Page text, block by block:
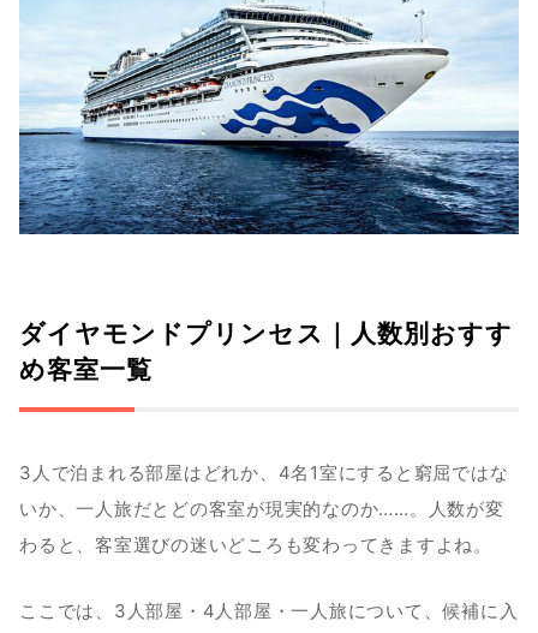
ダイヤモンドプリンセス｜人数別おすす
め客室一覧
3人で泊まれる部屋はどれか、4名1室にすると窮屈ではな
いか、一人旅だとどの客室が現実的なのか……。人数が変
わると、客室選びの迷いどころも変わってきますよね。
ここでは、3人部屋・4人部屋・一人旅について、候補に入